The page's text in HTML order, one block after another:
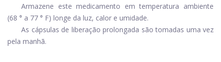
Armazene este medicamento em temperatura ambiente
(68 ° a 77 ° F) longe da luz, calor e umidade.
As cápsulas de liberação prolongada são tomadas uma vez
pela manhã.